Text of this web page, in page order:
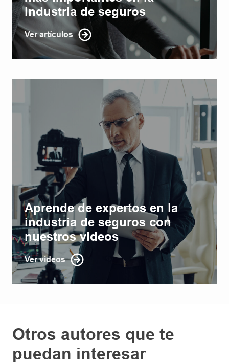
industria de seguros
Ver artículos
Aprende de expertos en la
industria de seguros con
nuestros videos
Ver videos
Otros autores que te
puedan interesar